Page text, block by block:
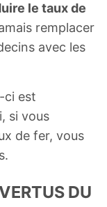
le taux de
remplacer
avec les
ci est
si vous
de fer, vous
DU